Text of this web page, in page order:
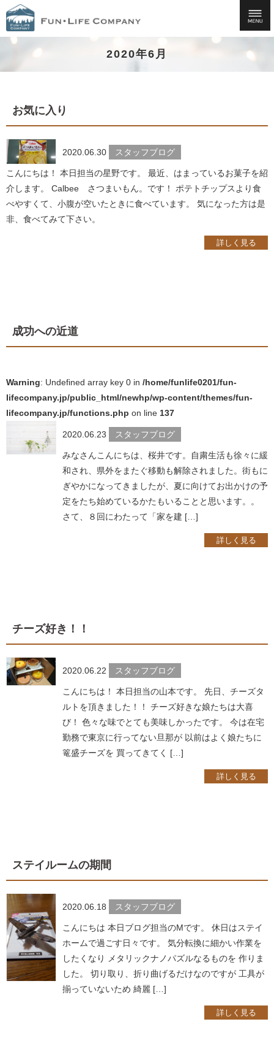
2020年6月
お気に入り
2020.06.30 スタッフブログ
こんにちは！ 本日担当の星野です。 最近、はまっているお菓子を紹
介します。 Calbee さつまいもん。です！ ポテトチップスより食
べやすくて、小腹が空いたときに食べています。 気になった方は是
非、食べてみて下さい。
詳しく見る
成功への近道
Warning: Undefined array key 0 in /home/funlife0201/fun-
lifecompany.jp/public_html/newhp/wp-content/themes/fun-
lifecompany.jp/functions.php on line 137
2020.06.23 スタッフブログ
みなさんこんにちは、桜井です。自粛生活も徐々に緩
和され、県外をまたぐ移動も解除されました。街もに
ぎやかになってきましたが、夏に向けてお出かけの予
定をたち始めているかたもいることと思います。。
さて、８回にわたって「家を建 […]
詳しく見る
チーズ好き！！
2020.06.22 スタッフブログ
こんにちは！ 本日担当の山本です。 先日、チーズタ
ルトを頂きました！！ チーズ好きな娘たちは大喜
び！ 色々な味でとても美味しかったです。 今は在宅
勤務で東京に行ってない旦那が 以前はよく娘たちに
篭盛チーズを 買ってきてく […]
詳しく見る
ステイルームの期間
2020.06.18 スタッフブログ
こんにちは 本日ブログ担当のMです。 休日はステイ
ホームで過ごす日々です。 気分転換に細かい作業を
したくなり メタリックナノパズルなるものを 作りま
した。 切り取り、折り曲げるだけなのですが 工具が
揃っていないため 綺麗 […]
詳しく見る